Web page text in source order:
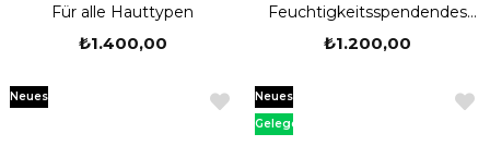
Für alle Hauttypen
₺1.400,00
Feuchtigkeitsspendendes
Wiederherstellungsserum /
Für alle Hauttypen
₺1.200,00
Neues
Neues
Produkt
Gelegenheit